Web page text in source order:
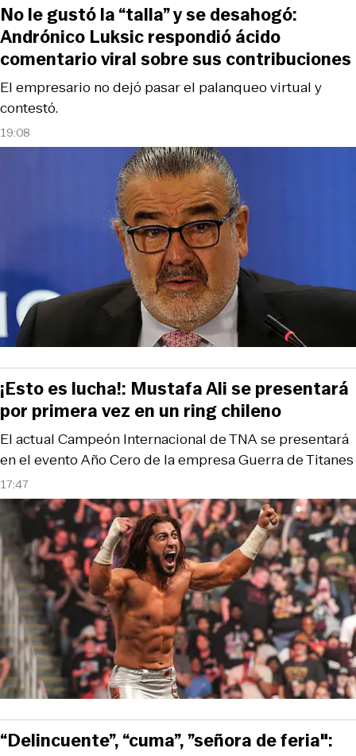
19:08
El empresario no dejó pasar el palanqueo virtual y
contestó.
No le gustó la “talla” y se desahogó:
Andrónico Luksic respondió ácido
comentario viral sobre sus contribuciones
17:47
El actual Campeón Internacional de TNA se presentará
en el evento Año Cero de la empresa Guerra de Titanes
¡Esto es lucha!: Mustafa Ali se presentará
por primera vez en un ring chileno
“Delincuente”, “cuma”, ”señora de feria":